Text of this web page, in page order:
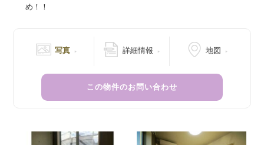
め！！
写真 詳細情報 地図
この物件のお問い合わせ